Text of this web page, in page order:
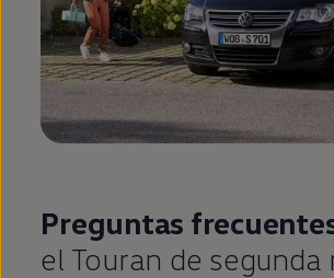
Preguntas
el Touran de segunda